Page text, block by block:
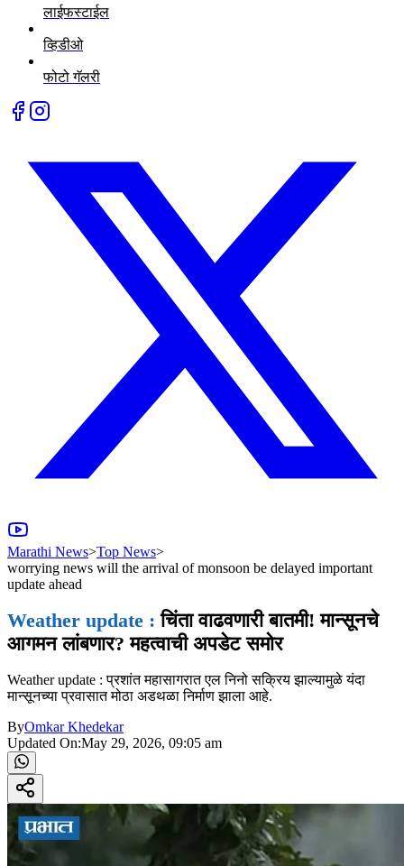
लाईफस्टाईल
व्हिडीओ
फोटो गॅलरी
Marathi News>Top News>
worrying news will the arrival of monsoon be delayed important
update ahead
Weather update : चिंता वाढवणारी बातमी! मान्सूनचे
आगमन लांबणार? महत्वाची अपडेट समोर
Weather update : प्रशांत महासागरात एल निनो सक्रिय झाल्यामुळे यंदा
मान्सूनच्या प्रवासात मोठा अडथळा निर्माण झाला आहे.
ByOmkar Khedekar
Updated On:May 29, 2026, 09:05 am